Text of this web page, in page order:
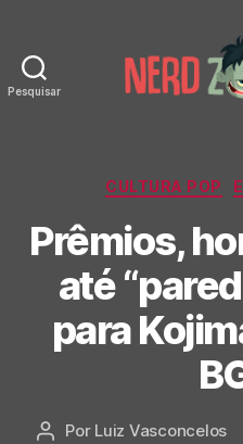
Pesquisar
CULTURA POP
Prêmios,
até
para
Autor
Por Luiz Vasconcelos